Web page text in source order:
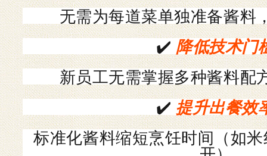
无需为每道菜单独准备酱料
✔️ 降低技术门
新员工无需掌握多种酱料配
✔️ 提升出餐效
标准化酱料缩短烹饪时间（如